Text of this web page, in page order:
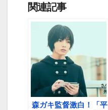
関連記事
森ガキ監督激白！「平